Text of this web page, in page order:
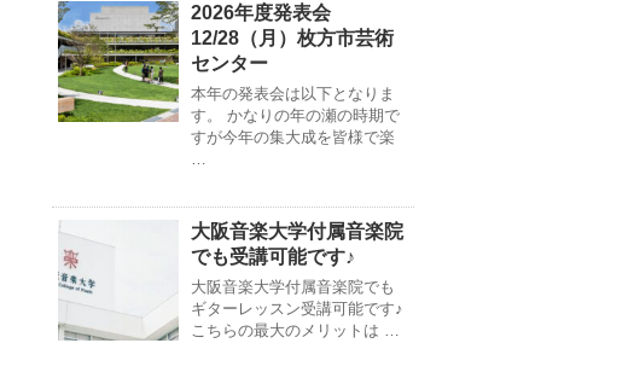
2026年度発表会
12/28（月）枚方市芸術
センター
本年の発表会は以下となりま
す。 かなりの年の瀬の時期で
すが今年の集大成を皆様で楽
…
大阪音楽大学付属音楽院
でも受講可能です♪
大阪音楽大学付属音楽院でも
ギターレッスン受講可能です♪
こちらの最大のメリットは …